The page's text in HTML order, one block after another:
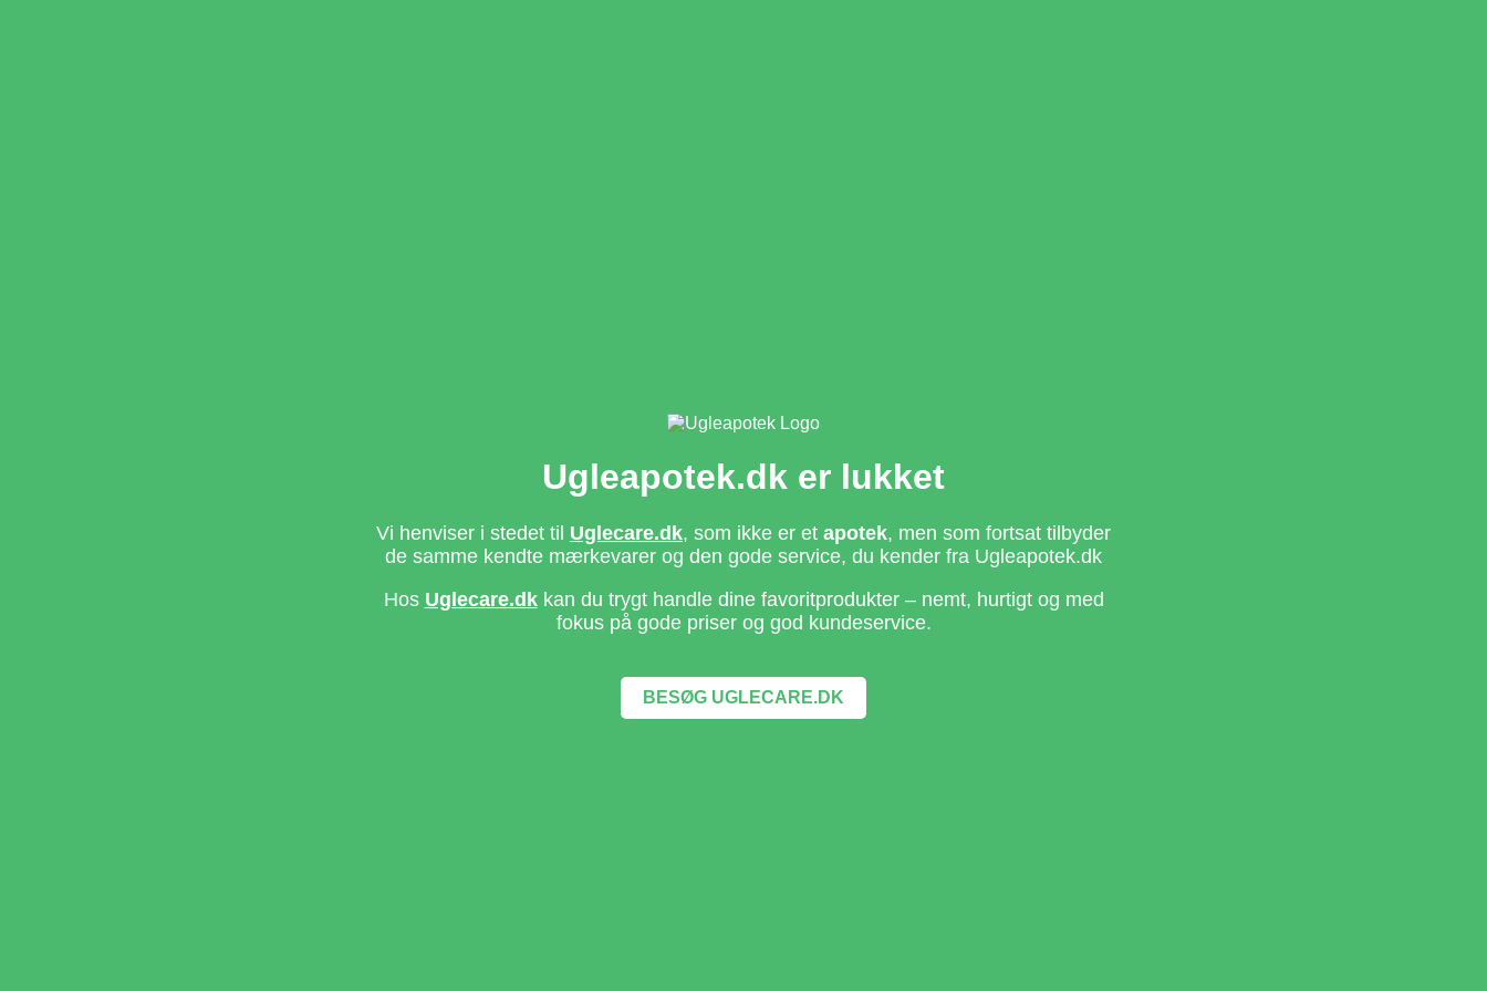
Ugleapotek.dk er lukket
Vi henviser i stedet til Uglecare.dk, som ikke er et apotek, men som fortsat tilbyder
de samme kendte mærkevarer og den gode service, du kender fra Ugleapotek.dk
Hos Uglecare.dkkan du trygt handle dine favoritprodukter – nemt, hurtigt og med
fokus på gode priser og god kundeservice.
BESØG UGLECARE.DK